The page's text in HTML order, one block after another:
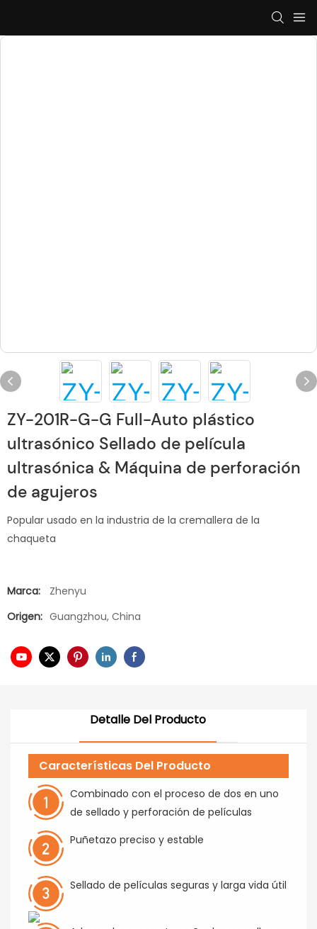
ZY-201R-G-G Full-Auto plástico
ultrasónico Sellado de película
ultrasónica & Máquina de perforación
de agujeros
Popular usado en la industria de la cremallera de la
chaqueta
Marca:
Zhenyu
Origen: Guangzhou, China
Detalle Del Producto
Características Del Producto
Combinado con el proceso de dos en uno
de sellado y perforación de películas
Puñetazo preciso y estable
Sellado de películas seguras y larga vida útil